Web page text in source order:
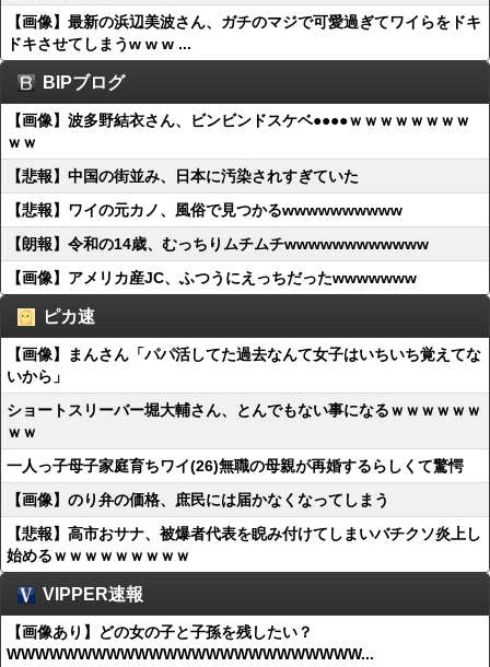
【画像】最新の浜辺美波さん、ガチのマジで可愛過ぎてワイらをドキ
ドキさせてしまうw w w ...
BIPブログ
【画像】波多野結衣さん、ビンビンドスケベ●●●●ｗｗｗｗｗｗｗｗ
ｗｗ
【悲報】中国の街並み、日本に汚染されすぎていた
【悲報】ワイの元カノ、風俗で見つかるwwwwwwwwww
【朗報】令和の14歳、むっちりムチムチwwwwwwwwwwww
【画像】アメリカ産JC、ふつうにえっちだったwwwwwww
ピカ速
【画像】まんさん「パパ活してた過去なんて女子はいちいち覚えてな
いから」
ショートスリーバー堀大輔さん、とんでもない事になるｗｗｗｗｗｗ
ｗｗ
一人っ子母子家庭育ちワイ(26)無職の母親が再婚するらしくて驚愕
【画像】のり弁の価格、庶民には届かなくなってしまう
【悲報】高市おサナ、被爆者代表を睨み付けてしまいバチクソ炎上し
始めるｗｗｗｗｗｗｗｗｗ
VIPPER速報
【画像あり】どの女の子と子孫を残したい？
WWWWWWWWWWWWWWWWWWWWWWWWW...